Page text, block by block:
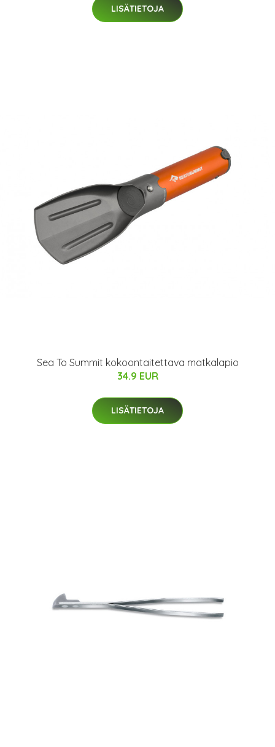
LISÄTIETOJA
Sea To Summit kokoontaitettava matkalapio
34.9 EUR
LISÄTIETOJA